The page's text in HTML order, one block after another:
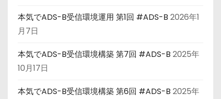
本気でADS-B受信環境運用 第1回 #ADS-B 2026年1
月7日
本気でADS-B受信環境構築 第7回 #ADS-B 2025年
10月17日
本気でADS-B受信環境構築 第6回 #ADS-B 2025年